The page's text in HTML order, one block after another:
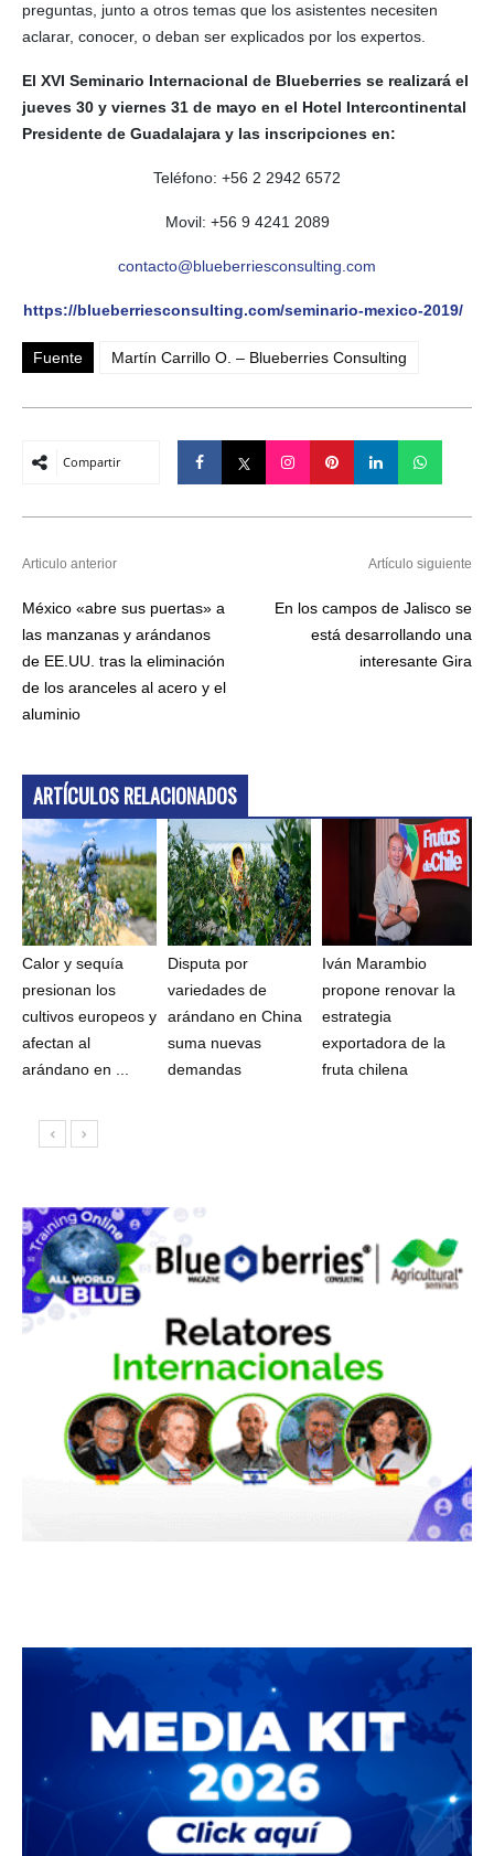
preguntas, junto a otros temas que los asistentes necesiten
aclarar, conocer, o deban ser explicados por los expertos.
El XVI Seminario Internacional de Blueberries se realizará el
jueves 30 y viernes 31 de mayo en el Hotel Intercontinental
Presidente de Guadalajara y las inscripciones en:
Teléfono: +56 2 2942 6572
Movil: +56 9 4241 2089
contacto@blueberriesconsulting.com
https://blueberriesconsulting.com/seminario-mexico-2019/
Fuente Martín Carrillo O. – Blueberries Consulting
Compartir
Articulo anterior
México «abre sus puertas» a
las manzanas y arándanos
de EE.UU. tras la eliminación
de los aranceles al acero y el
aluminio
Artículo siguiente
En los campos de Jalisco se
está desarrollando una
interesante Gira
ARTÍCULOS RELACIONADOS
Calor y sequía
presionan los
cultivos europeos y
afectan al
arándano en ...
Disputa por
variedades de
arándano en China
suma nuevas
demandas
Iván Marambio
propone renovar la
estrategia
exportadora de la
fruta chilena